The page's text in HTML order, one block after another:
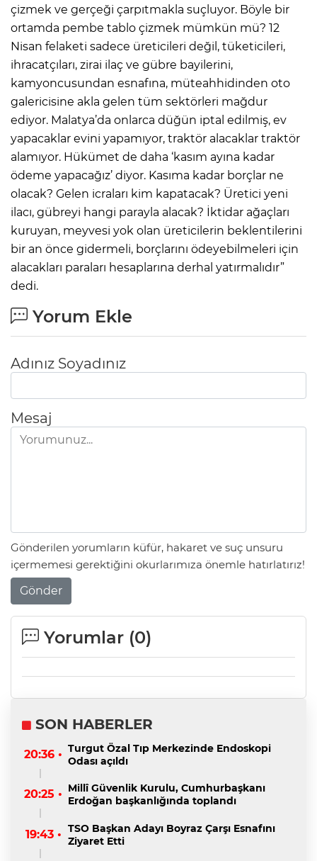
çizmek ve gerçeği çarpıtmakla suçluyor. Böyle bir
ortamda pembe tablo çizmek mümkün mü? 12
Nisan felaketi sadece üreticileri değil, tüketicileri,
ihracatçıları, zirai ilaç ve gübre bayilerini,
kamyoncusundan esnafına, müteahhidinden oto
galericisine akla gelen tüm sektörleri mağdur
ediyor. Malatya’da onlarca düğün iptal edilmiş, ev
yapacaklar evini yapamıyor, traktör alacaklar traktör
alamıyor. Hükümet de daha ‘kasım ayına kadar
ödeme yapacağız’ diyor. Kasıma kadar borçlar ne
olacak? Gelen icraları kim kapatacak? Üretici yeni
ilacı, gübreyi hangi parayla alacak? İktidar ağaçları
kuruyan, meyvesi yok olan üreticilerin beklentilerini
bir an önce gidermeli, borçlarını ödeyebilmeleri için
alacakları paraları hesaplarına derhal yatırmalıdır”
dedi.
Yorum Ekle
Adınız Soyadınız
Mesaj
Gönderilen yorumların küfür, hakaret ve suç unsuru
içermemesi gerektiğini okurlarımıza önemle hatırlatırız!
Gönder
Yorumlar (0)
SON HABERLER
20:36 • Turgut Özal Tıp Merkezinde Endoskopi
Odası açıldı
20:25 • Millî Güvenlik Kurulu, Cumhurbaşkanı
Erdoğan başkanlığında toplandı
19:43 • TSO Başkan Adayı Boyraz Çarşı Esnafını
Ziyaret Etti